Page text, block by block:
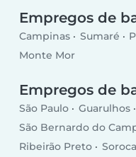
Empregos de
Campinas Sumaré
Monte Mor
Empregos de
São Paulo Guarulhos
São Bernardo do
Ribeirão Preto